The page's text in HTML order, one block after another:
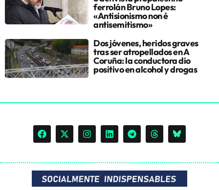
ferrolán Bruno Lopes:
«Antisionismo non é
antisemitismo»
Dos jóvenes, heridos graves
tras ser atropellados en A
Coruña: la conductora dio
positivo en alcohol y drogas